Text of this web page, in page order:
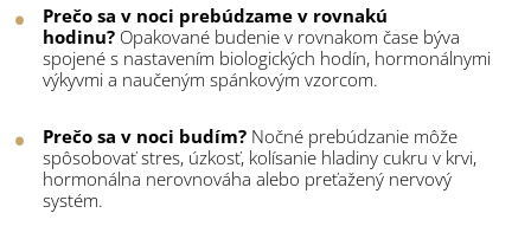
Prečo sa v noci prebúdzame v rovnakú
hodinu? Opakované budenie v rovnakom čase býva
spojené s nastavením biologických hodín, hormonálnymi
výkyvmi a naučeným spánkovým vzorcom.
Prečo sa v noci budím? Nočné prebúdzanie môže
spôsobovať stres, úzkosť, kolísanie hladiny cukru v krvi,
hormonálna nerovnováha alebo preťažený nervový
systém.